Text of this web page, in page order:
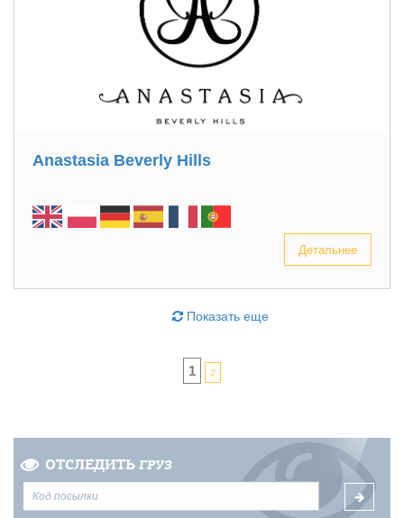
Anastasia Beverly Hills
Детальнее
Показать еще
1 2
ОТСЛЕДИТЬ ГРУЗ